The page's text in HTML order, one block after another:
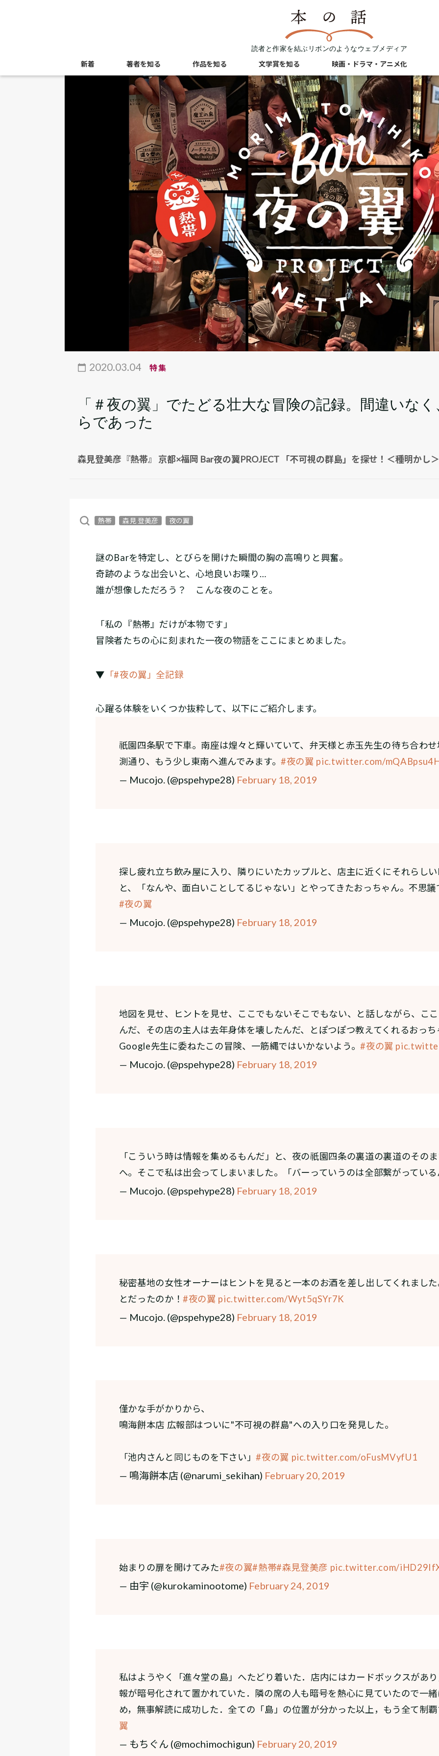
読者と作家を結ぶリボンのようなウェブメディア
新着 著者を知る 作品を知る 文学賞を知る 映画・ドラマ・アニメ化
2020.03.04 特集
「＃夜の翼」でたどる壮大な冒険の記録。間違いな
らであった
森見登美彦『熱帯』 京都×福岡 Bar夜の翼PROJECT 「不可視の群島」を探せ！＜種明かし＞
熱帯 森見 登美彦 夜の翼
謎のBarを特定し、とびらを開けた瞬間の胸の高鳴りと興奮。
奇跡のような出会いと、心地良いお喋り…
誰が想像しただろう？ こんな夜のことを。
「私の『熱帯』だけが本物です」
冒険者たちの心に刻まれた一夜の物語をここにまとめました。
▼ 「#夜の翼」全記録
心躍る体験をいくつか抜粋して、以下にご紹介します。
祇園四条駅で下車。南座は煌々と輝いていて、弁天様と赤玉先生の待ち合わ
測通り、もう少し東南へ進んでみます。#夜の翼 pic.twitter.com/
— Mucojo. (@pspehype28) February 18, 2019
探し疲れ立ち飲み屋に入り、隣りにいたカップルと、店主に近くにそれらし
と、「なんや、面白いことしてるじゃない」とやってきたおっちゃん。不思
#夜の翼
— Mucojo. (@pspehype28) February 18, 2019
地図を見せ、ヒントを見せ、ここでもないそこでもない、と話しながら、こ
んだ、その店の主人は去年身体を壊したんだ、とぽつぽつ教えてくれるおっ
Google先生に委ねたこの冒険、一筋縄ではいかないよう。#夜の翼
— Mucojo. (@pspehype28) February 18, 2019
「こういう時は情報を集めるもんだ」と、夜の祇園四条の裏道の裏道のその
へ。そこで私は出会ってしまいました。「バーっていうのは全部繋がってい
— Mucojo. (@pspehype28) February 18, 2019
秘密基地の女性オーナーはヒントを見ると一本のお酒を差し出してくれまし
とだったのか！#夜の翼 pic.twitter.com/Wyt5qSYr7K
— Mucojo. (@pspehype28) February 18, 2019
僅かな手がかりから、
鳴海餅本店 広報部はついに"不可視の群島"への入り口を発見した。
「池内さんと同じものを下さい」#夜の翼 pic.twitter.com/oFusMVyfU1
— 鳴海餅本店 (@narumi_sekihan) February 20, 2019
始まりの扉を開けてみた#夜の翼#熱帯#森見登美彦 pic.twitter.com/
— 由宇 (@kurokaminootome) February 24, 2019
私はようやく「進々堂の島」へたどり着いた．店内にはカードボックスがあ
報が暗号化されて置かれていた．隣の席の人も暗号を熱心に見ていたので一
め，無事解読に成功した．全ての「島」の位置が分かった以上，もう全て制
翼
— もちぐん (@mochimochigun) February 20, 2019